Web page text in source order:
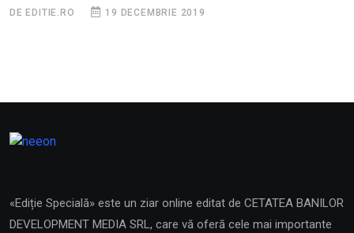
DE EDITIE.RO 19 DECEMBRIE 2019
«Ediție Specială» este un ziar online editat de CETATEA BANILOR
DEVELOPMENT MEDIA SRL, care vă oferă cele mai importante